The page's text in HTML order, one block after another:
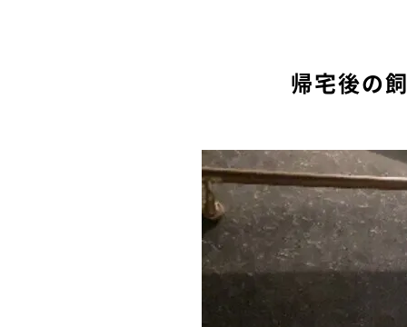
帰宅後の